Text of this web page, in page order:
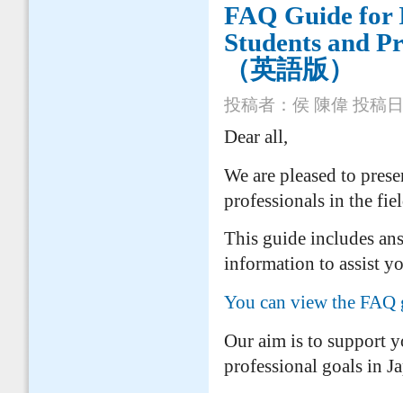
FAQ Guide for
Students and
（英語版）
投稿者： 侯 陳偉 投稿
Dear all,
We are pleased to
professionals in the
This guide includes
information to assist
You can view the FAQ
Our aim is to support
professional goals in